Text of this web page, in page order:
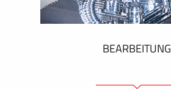
BEARBEITUNG